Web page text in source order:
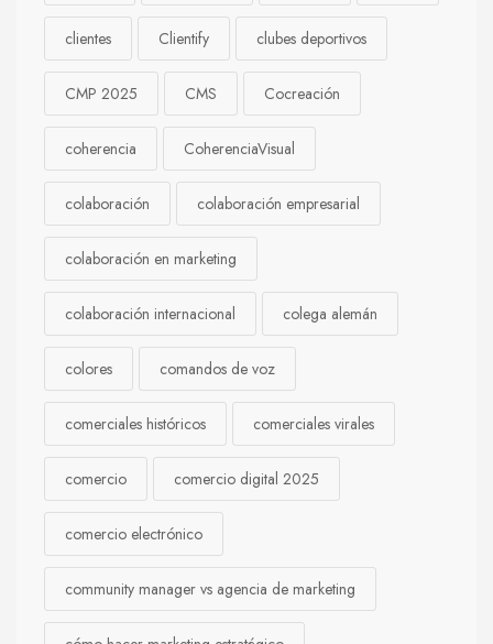
clientes Clientify clubes deportivos
CMP 2025 CMS Cocreación
coherencia CoherenciaVisual
colaboración colaboración empresarial
colaboración en marketing
colaboración internacional colega alemán
colores comandos de voz
comerciales históricos comerciales virales
comercio comercio digital 2025
comercio electrónico
community manager vs agencia de marketing